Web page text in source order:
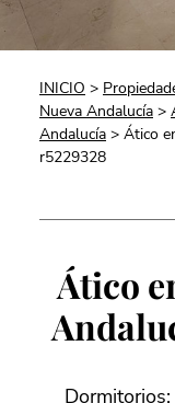
INICIO >
Nueva Andalucía >
Andalucía > Ático
r5229328
Ático